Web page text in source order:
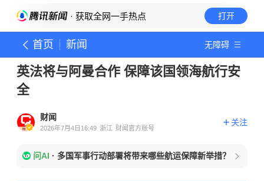
· 获取全网一手热点 打开
首页 新闻 无障碍
英法将与阿曼合作 保障该国领海航行安
全
财闻
2026年7月4日16:49 浙江 财闻官方账号
关注
问AI · 多国军事行动部署将带来哪些航运保障新举措？